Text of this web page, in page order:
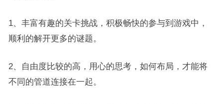
1、丰富有趣的关卡挑战，积极畅快的参与到游戏中，
顺利的解开更多的谜题。
2、自由度比较的高，用心的思考，如何布局，才能将
不同的管道连接在一起。